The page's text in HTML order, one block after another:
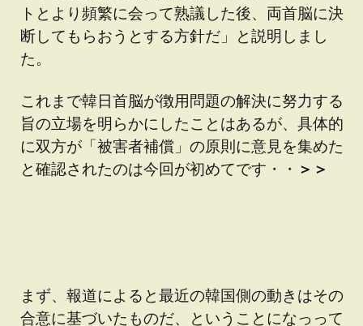
トとより頻繁に会って熟議した後、両首脳に決
断してもらおうとする方針だ」と説明しまし
た。
これまで韓日首脳が徴用問題の解決に努力する
旨の立場を明らかにしたことはあるが、具体的
に双方が「被害者補償」の原則に意見を集めた
と確認されたのは今回が初めてです・・ ＞＞
まず、報道によると最近の韓国側の動きはその
合意に基づいたものだ、ということになっって